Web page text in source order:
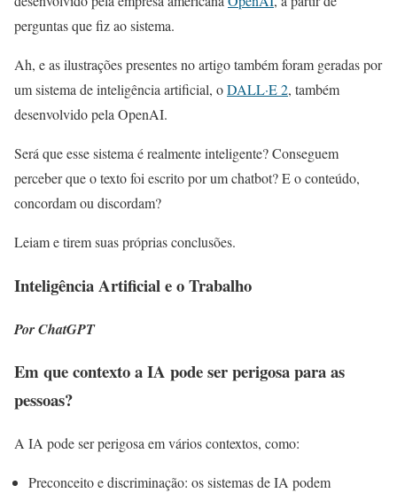
perguntas que fiz ao sistema.
Ah, e as ilustrações presentes no artigo também foram geradas por
um sistema de inteligência artificial, oDALL·E 2, também
desenvolvido pela OpenAI.
Será que esse sistema é realmente inteligente? Conseguem
perceber que o texto foi escrito por um chatbot? E o conteúdo,
concordam ou discordam?
Leiam e tirem suas próprias conclusões.
Inteligência Artificial e o Trabalho
Por ChatGPT
Em que contexto a IA pode ser perigosa para as
pessoas?
A IA pode ser perigosa em vários contextos, como:
Preconceito e discriminação: os sistemas de IA podem